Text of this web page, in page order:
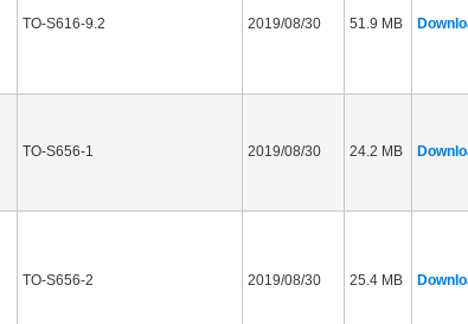
TO-S616-9.2 2019/08/30 51.9 MB
TO-S656-1 2019/08/30 24.2 MB
TO-S656-2 2019/08/30 25.4 MB